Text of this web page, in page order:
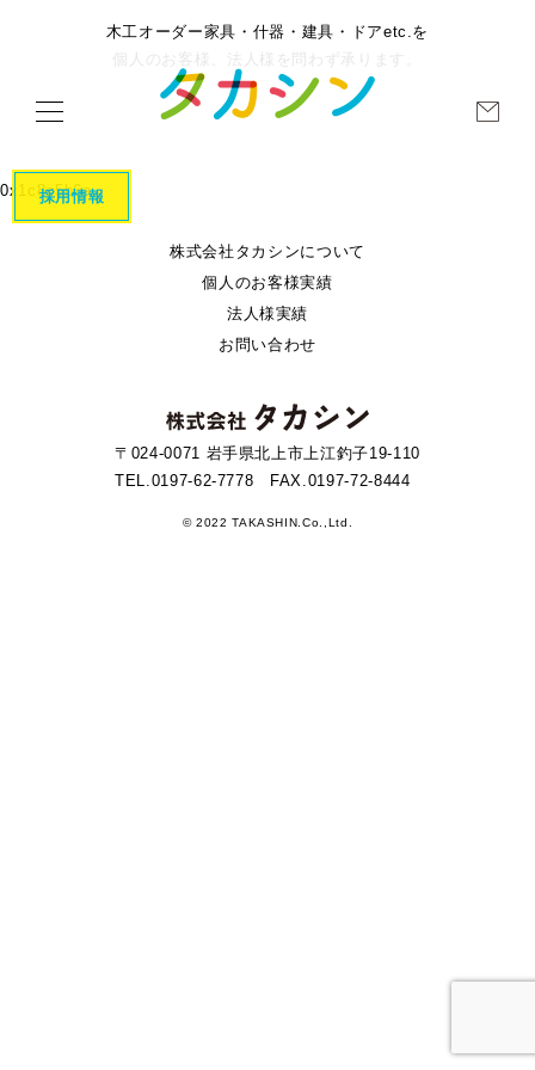
木工オーダー家具・什器・建具・ドアetc.を
個人のお客様、法人様を問わず承ります。
採用情報
0x1c8c5b6a
株式会社タカシンについて
個人のお客様実績
法人様実績
お問い合わせ
〒024-0071 岩手県北上市上江釣子19-110
TEL.0197-62-7778 FAX.0197-72-8444
© 2022 TAKASHIN.Co.,Ltd.